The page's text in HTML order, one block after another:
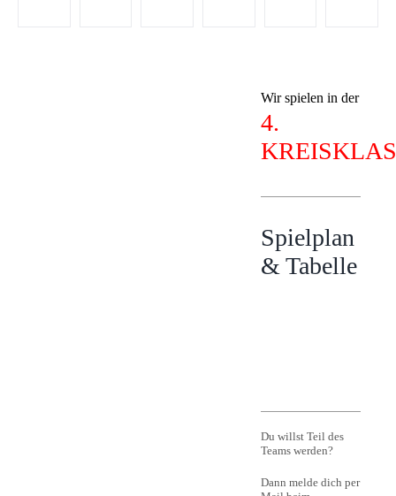
Wir spielen in der
4.
Spielplan
& Tabelle
Du willst Teil des
Teams werden?
Dann melde dich per